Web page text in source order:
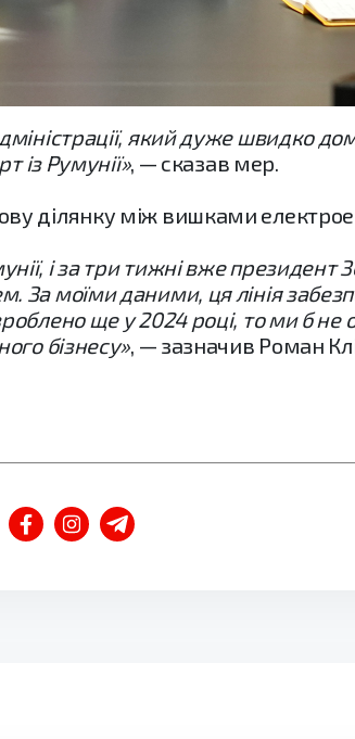
який дуже швидко
із Румунії», — сказав мер.
ділянку між вишками
і за три тижні вже президент
За моїми даними, ця лінія
ще у 2024 році, то ми б не
бізнесу», — зазначив Роман